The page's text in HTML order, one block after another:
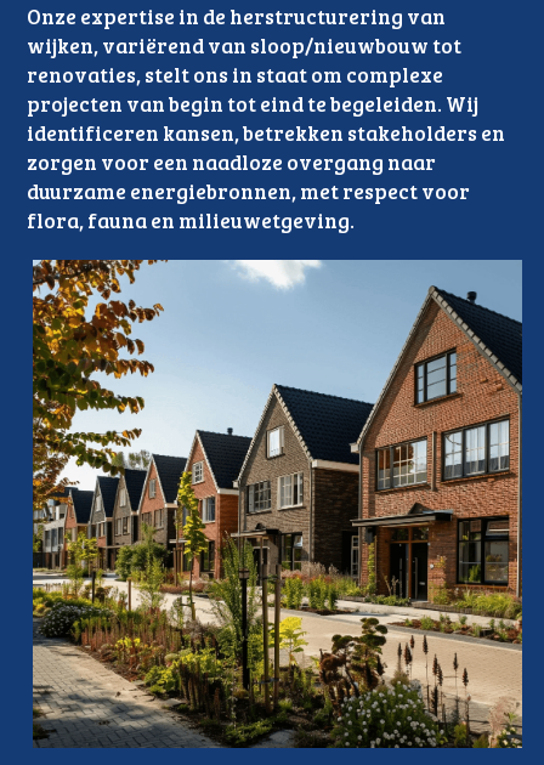
Onze expertise in de herstructurering van
wijken, variërend van sloop/nieuwbouw tot
renovaties, stelt ons in staat om complexe
projecten van begin tot eind te begeleiden. Wij
identificeren kansen, betrekken stakeholders en
zorgen voor een naadloze overgang naar
duurzame energiebronnen, met respect voor
flora, fauna en milieuwetgeving.